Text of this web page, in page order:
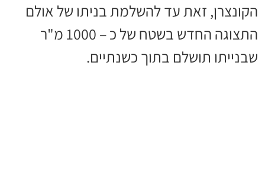
הקונצרן, זאת עד להשלמת בניתו של אולם
התצוגה החדש בשטח של כ – 1000 מ"ר
שבנייתו תושלם בתוך כשנתיים.